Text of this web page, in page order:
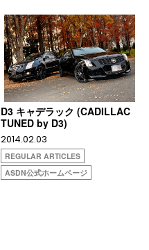
D3 キャデラック (CADILLAC
TUNED by D3)
2014.02.03
REGULAR ARTICLES
ASDN公式ホームページ